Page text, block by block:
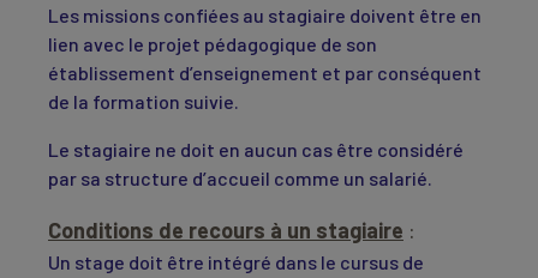
Les missions confiées au stagiaire doivent être en
lien avec le projet pédagogique de son
établissement d’enseignement et par conséquent
de la formation suivie.
Le stagiaire ne doit en aucun cas être considéré
par sa structure d’accueil comme un salarié.
Conditions de recours à un stagiaire :
Un stage doit être intégré dans le cursus de